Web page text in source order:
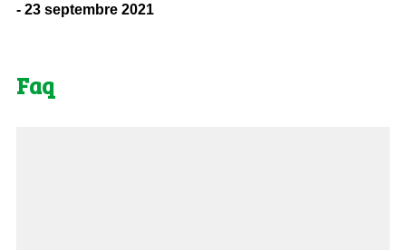
- 23 septembre 2021
Faq